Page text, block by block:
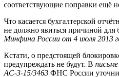
соответствующие поправки ещё
Что касается бухгалтерской
не должно явиться причиной для
Минфина России от 4 июля 2013
Кстати, о предстоящей
предупреждать не будут. В
АС-3-15/3463 ФНС России